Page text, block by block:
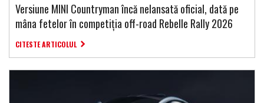
Versiune MINI Countryman încă nelansată oficial, dată pe
mâna fetelor în competiția off-road Rebelle Rally 2026
CITESTE ARTICOLUL